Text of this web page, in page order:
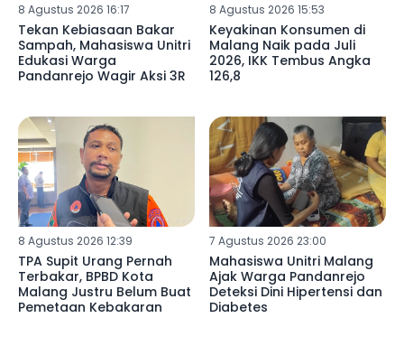
8 Agustus 2026 16:17
Tekan Kebiasaan Bakar
Sampah, Mahasiswa Unitri
Edukasi Warga
Pandanrejo Wagir Aksi 3R
8 Agustus 2026 15:53
Keyakinan Konsumen di
Malang Naik pada Juli
2026, IKK Tembus Angka
126,8
8 Agustus 2026 12:39
TPA Supit Urang Pernah
Terbakar, BPBD Kota
Malang Justru Belum Buat
Pemetaan Kebakaran
7 Agustus 2026 23:00
Mahasiswa Unitri Malang
Ajak Warga Pandanrejo
Deteksi Dini Hipertensi dan
Diabetes